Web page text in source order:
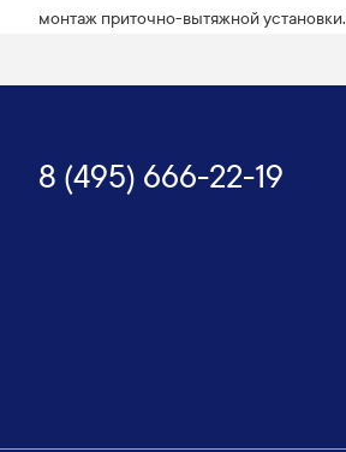
монтаж приточно-вытяжной установки.
8 (495) 666-22-19